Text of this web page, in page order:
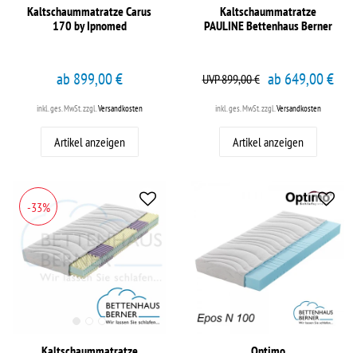
Kaltschaummatratze Carus
170 by Ipnomed
ab 899,00 €
inkl. ges. MwSt. zzgl. Versandkosten
Artikel anzeigen
Kaltschaummatratze
PAULINE Bettenhaus Berner
UVP 899,00 € ab 649,00 €
inkl. ges. MwSt. zzgl. Versandkosten
Artikel anzeigen
-33%